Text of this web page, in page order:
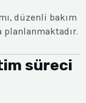
düzenli bakım
planlanmaktadır.
süreci